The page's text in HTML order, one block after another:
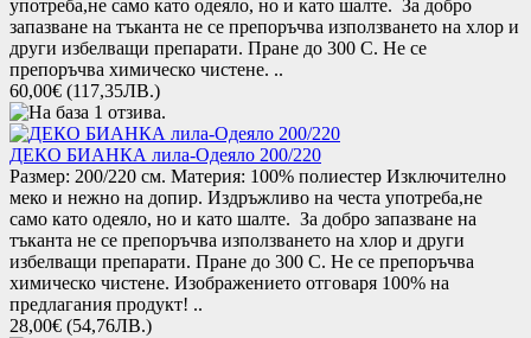
употреба,не само като одеяло, но и като шалте. За добро
запазване на тъканта не се препоръчва използването на хлор и
други избелващи препарати. Пране до 300 С. Не се
препоръчва химическо чистене. ..
60,00€ (117,35ЛВ.)
ДЕКО БИАНКА лила-Одеяло 200/220
Размер: 200/220 см. Материя: 100% полиестер Изключително
меко и нежно на допир. Издръжливo на честа употреба,не
само като одеяло, но и като шалте. За добро запазване на
тъканта не се препоръчва използването на хлор и други
избелващи препарати. Пране до 300 С. Не се препоръчва
химическо чистене. Изображението отговаря 100% на
предлагания продукт! ..
28,00€ (54,76ЛВ.)